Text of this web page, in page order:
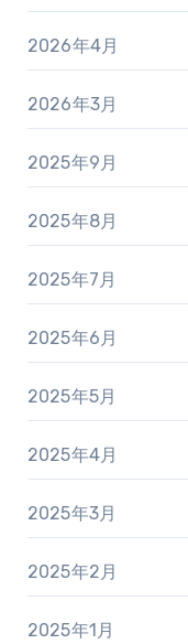
2026年4月
2026年3月
2025年9月
2025年8月
2025年7月
2025年6月
2025年5月
2025年4月
2025年3月
2025年2月
2025年1月